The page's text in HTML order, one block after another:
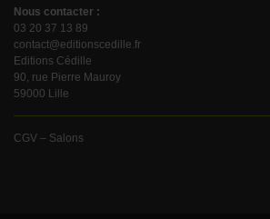
Nous contacter :
03 20 37 13 89
contact@editionscedille.fr
Editions Cédille
90, rue Pierre Mauroy
59000 Lille
CGV – Salons